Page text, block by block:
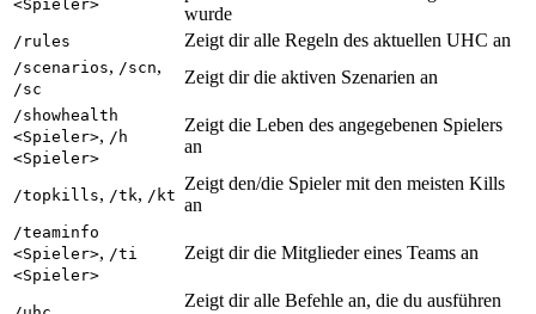
<Spieler>
wurde
/rules Zeigt dir alle Regeln des aktuellen UHC an
/scenarios, /scn,
/sc
Zeigt dir die aktiven Szenarien an
/showhealth
<Spieler>, /h
<Spieler>
Zeigt die Leben des angegebenen Spielers
an
/topkills, /tk, /kt
Zeigt den/die Spieler mit den meisten Kills
an
/teaminfo
<Spieler>, /ti
<Spieler>
Zeigt dir die Mitglieder eines Teams an
Zeigt dir alle Befehle an, die du ausführen